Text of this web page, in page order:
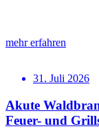
mehr erfahren
31. Juli 2026
Akute
Feuer- und